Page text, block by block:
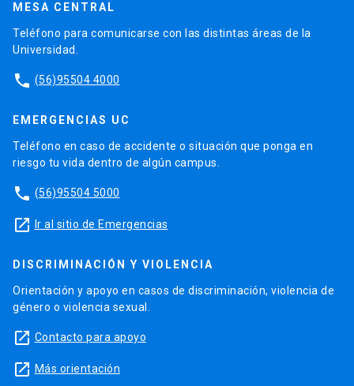
MESA CENTRAL
Teléfono para comunicarse con las distintas áreas de la
Universidad.
phone (56)95504 4000
EMERGENCIAS UC
Teléfono en caso de accidente o situación que ponga en
riesgo tu vida dentro de algún campus.
phone (56)95504 5000
launch Ir al sitio de Emergencias
DISCRIMINACIÓN Y VIOLENCIA
Orientación y apoyo en casos de discriminación, violencia de
género o violencia sexual.
launch Contacto para apoyo
launch Más orientación